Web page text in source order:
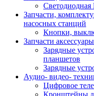
Светодиодная
Запчасти,
насосных станций
Кнопки,
Запчасти
Зарядные
планшетов
Зарядные
Аудио- видео-
Цифровое
Кронштейны